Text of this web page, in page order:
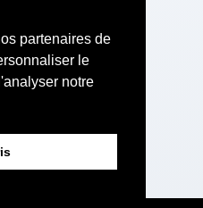
partenaires de
le
notre